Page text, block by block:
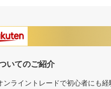
いてのご紹介
ンライントレードで初心者にも